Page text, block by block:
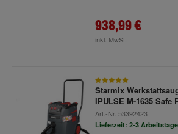
938,99 €
inkl. MwSt.
Starmix
IPULSE M-1635 Safe
Art.-Nr. 53392423
Lieferzeit: 2-3 Arbeitstage